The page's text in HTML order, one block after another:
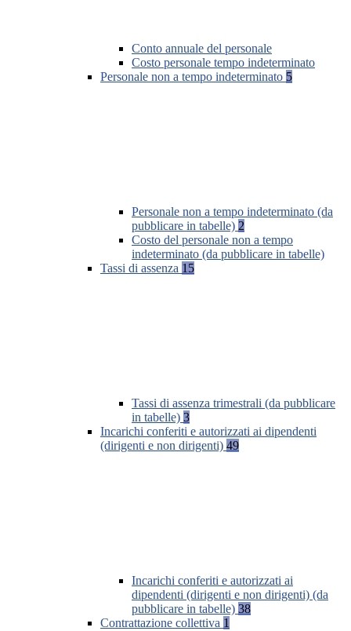
Conto annuale del personale
Costo personale tempo indeterminato
Personale non a tempo indeterminato 5
Personale non a tempo indeterminato (da
pubblicare in tabelle) 2
Costo del personale non a tempo
indeterminato (da pubblicare in tabelle)
Tassi di assenza 15
Tassi di assenza trimestrali (da pubblicare
in tabelle) 3
Incarichi conferiti e autorizzati ai dipendenti
(dirigenti e non dirigenti) 49
Incarichi conferiti e autorizzati ai
dipendenti (dirigenti e non dirigenti) (da
pubblicare in tabelle) 38
Contrattazione collettiva 1